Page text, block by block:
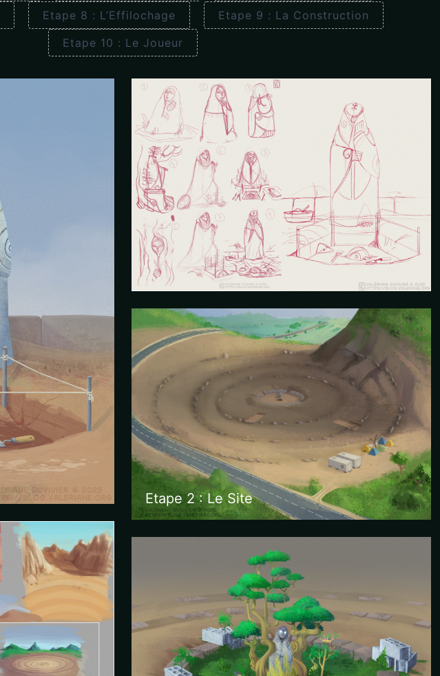
Etape 8 : L’Effilochage
Etape 9 : La Construction
Etape 10 : Le Joueur
Etape 2 : Le Site